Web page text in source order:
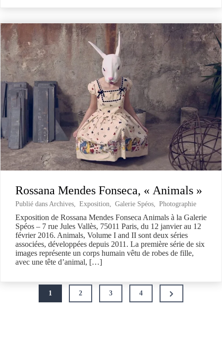
Rossana Mendes Fonseca, « Animals »
Publié dans Archives, Exposition, Galerie Spéos, Photographie
Exposition de Rossana Mendes Fonseca Animals à la Galerie
Spéos – 7 rue Jules Vallès, 75011 Paris, du 12 janvier au 12
février 2016. Animals, Volume I and II sont deux séries
associées, développées depuis 2011. La première série de six
images représente un corps humain vêtu de robes de fille,
avec une tête d’animal, […]
1 2 3 4
Next
Page